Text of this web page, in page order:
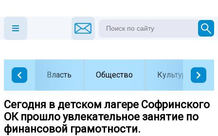
Власть Общество Культура
Сегодня в детском лагере Софринского
ОК прошло увлекательное занятие по
финансовой грамотности.